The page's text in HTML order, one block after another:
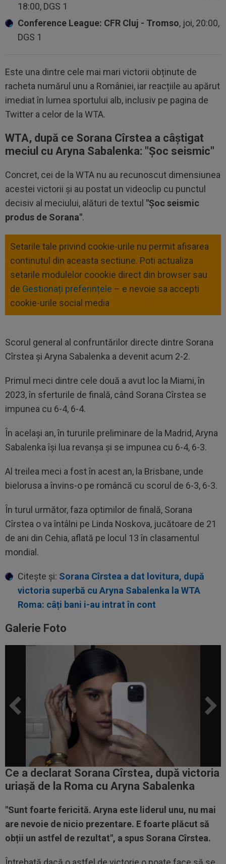
18:00, DGS 1
Conference League: CFR Cluj - Tromso, joi, 20:00,
DGS 1
Este una dintre cele mai mari victorii obținute de
racheta numărul unu a României, iar reacțiile au apărut
imediat în lumea sportului alb, inclusiv pe pagina de
Twitter a celor de la WTA.
WTA, după ce Sorana Cîrstea a câștigat
meciul cu Aryna Sabalenka: "Șoc seismic"
Concret, cei de la WTA nu au recunoscut dimensiunea
acestei victorii și au postat un videoclip cu punctul
decisiv al meciului, alături de textul "Șoc seismic
produs de Sorana".
Setarile tale privind cookie-urile nu permit afisarea
continutul din aceasta sectiune. Poti actualiza
setarile modulelor coookie direct din browser sau
de Gestionați preferințele – e nevoie sa accepti
cookie-urile social media
Scorul general al confruntărilor directe dintre Sorana
Cîrstea și Aryna Sabalenka a devenit acum 2-2.
Primul meci dintre cele două a avut loc la Miami, în
2023, în sferturile de finală, când Sorana Cîrstea se
impunea cu 6-4, 6-4.
În același an, în tururile preliminare de la Madrid, Aryna
Sabalenka își lua revanșa și se impunea cu 6-4, 6-3.
Al treilea meci a fost în acest an, la Brisbane, unde
bielorusa a învins-o pe româncă cu scorul de 6-3, 6-3.
În turul următor, faza optimilor de finală, Sorana
Cîrstea o va întâlni pe Linda Noskova, jucătoare de 21
de ani din Cehia, aflată pe locul 13 în clasamentul
mondial.
Citește și: Sorana Cîrstea a dat lovitura, după
victoria superbă cu Aryna Sabalenka la WTA
Roma: câți bani i-au intrat în cont
Galerie Foto
Ce a declarat Sorana Cîrstea, după victoria
uriașă de la Roma cu Aryna Sabalenka
"Sunt foarte fericită. Aryna este liderul unu, nu mai
are nevoie de nicio prezentare. E foarte plăcut să
obții un astfel de rezultat", a spus Sorana Cîrstea.